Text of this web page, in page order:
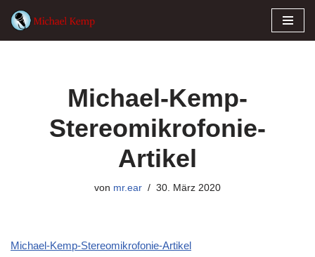
Michael-Kemp-
Stereomikrofonie-
Artikel
von mr.ear 30. März 2020
Michael-Kemp-Stereomikrofonie-Artikel